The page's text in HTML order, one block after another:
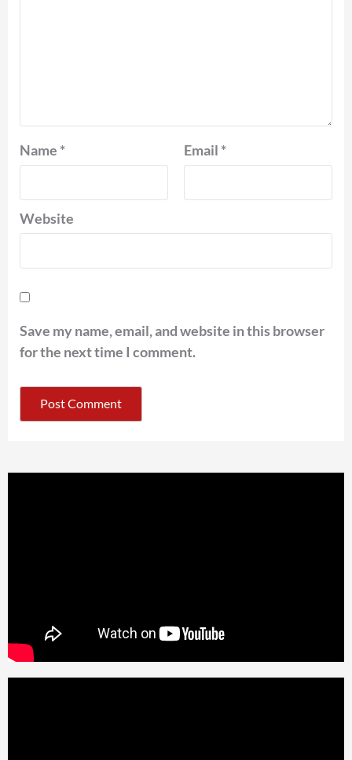
Name * Email *
Website
Save my name, email, and website in this browser
for the next time I comment.